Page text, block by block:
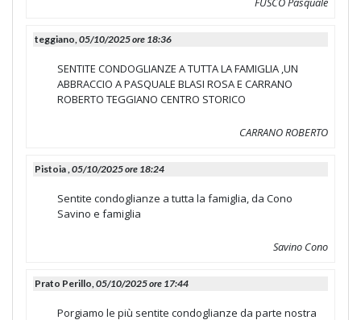
teggiano,05/10/2025 ore 18:36
SENTITE CONDOGLIANZE A TUTTA LA FAMIGLIA ,UN
ABBRACCIO A PASQUALE BLASI ROSA E CARRANO
ROBERTO TEGGIANO CENTRO STORICO
CARRANO ROBERTO
Pistoia ,05/10/2025 ore 18:24
Sentite condoglianze a tutta la famiglia, da Cono
Savino e famiglia
Savino Cono
Prato Perillo,05/10/2025 ore 17:44
Porgiamo le più sentite condoglianze da parte nostra